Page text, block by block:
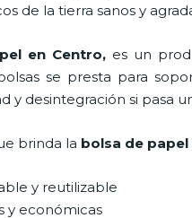
de la tierra sanos y
en Centro, es un
se presta para
y desintegración si pasa
brinda la bolsa de papel
y reutilizable
y económicas